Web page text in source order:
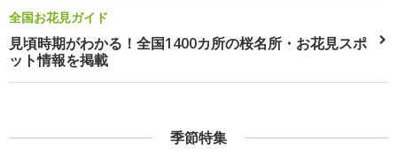
全国お花見ガイド
見頃時期がわかる！全国1400カ所の桜名所・お花見スポ
ット情報を掲載
季節特集